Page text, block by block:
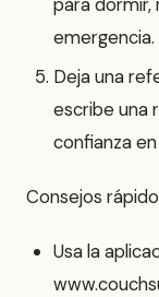
emergencia.
Deja una
escribe una
confianza
Consejos
Usa la